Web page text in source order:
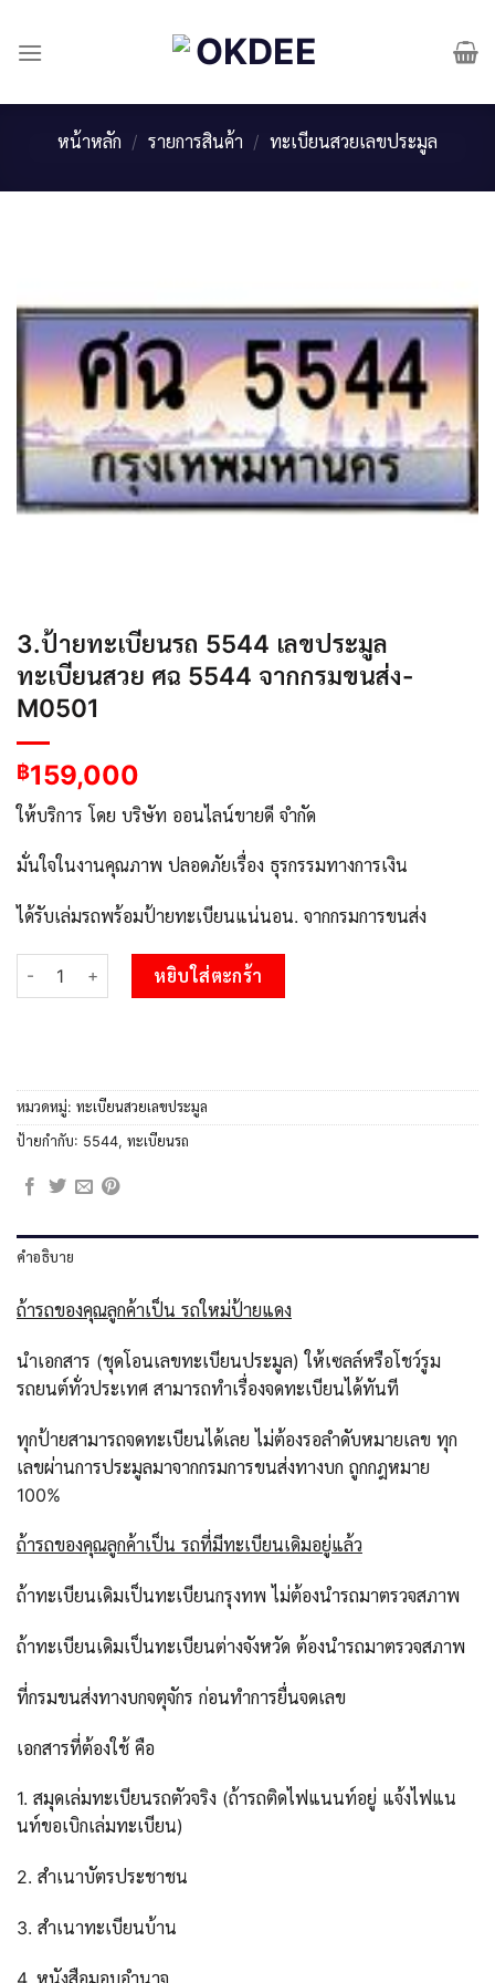
content
หน้าหลัก / รายการสินค้า / ทะเบียนสวยเลขประมูล
3.ป้ายทะเบียนรถ 5544 เลขประมูล
ทะเบียนสวย ศฉ 5544 จากกรมขนส่ง-
M0501
฿159,000
ให้บริการ โดย บริษัท ออนไลน์ขายดี จำกัด
มั่นใจในงานคุณภาพ ปลอดภัยเรื่อง ธุรกรรมทางการเงิน
ได้รับเล่มรถพร้อมป้ายทะเบียนแน่นอน. จากกรมการขนส่ง
จำนวน 3.ป้ายทะเบียนรถ 5544 เลขประมูล ทะเบียนสวย ศฉ 5544
หยิบใส่ตะกร้า
หมวดหมู่: ทะเบียนสวยเลขประมูล
ป้ายกำกับ: 5544, ทะเบียนรถ
คำอธิบาย
ถ้ารถของคุณลูกค้าเป็น รถใหม่ป้ายแดง
นำเอกสาร (ชุดโอนเลขทะเบียนประมูล) ให้เซลล์หรือโชว์รูม
รถยนต์ทั่วประเทศ สามารถทำเรื่องจดทะเบียนได้ทันที
ทุกป้ายสามารถจดทะเบียนได้เลย ไม่ต้องรอลำดับหมายเลข ทุก
เลขผ่านการประมูลมาจากกรมการขนส่งทางบก ถูกกฎหมาย
100%
ถ้ารถของคุณลูกค้าเป็น รถที่มีทะเบียนเดิมอยู่แล้ว
ถ้าทะเบียนเดิมเป็นทะเบียนกรุงทพ ไม่ต้องนำรถมาตรวจสภาพ
ถ้าทะเบียนเดิมเป็นทะเบียนต่างจังหวัด ต้องนำรถมาตรวจสภาพ
ที่กรมขนส่งทางบกจตุจักร ก่อนทำการยื่นจดเลข
เอกสารที่ต้องใช้ คือ
1. สมุดเล่มทะเบียนรถตัวจริง (ถ้ารถติดไฟแนนท์อยู่ แจ้งไฟแน
นท์ขอเบิกเล่มทะเบียน)
2. สำเนาบัตรประชาชน
3. สำเนาทะเบียนบ้าน
4. หนังสือมอบอำนาจ